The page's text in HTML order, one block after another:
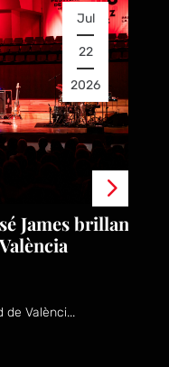
Territorio Music
Radio3 y el
Arrecife en Vivo,